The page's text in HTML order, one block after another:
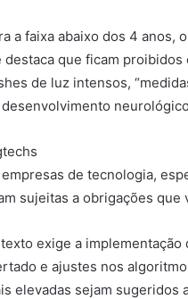
a faixa abaixo dos 4 anos,
destaca que ficam
de luz intensos,
de tecnologia,
sujeitas a obrigações que
texto exige a
e ajustes nos
elevadas sejam sugeridos